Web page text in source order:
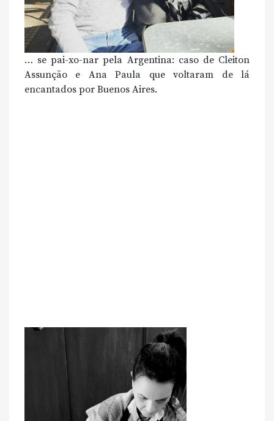
… se pai-xo-nar pela Argentina: caso de Cleiton
Assunção e Ana Paula que voltaram de lá
encantados por Buenos Aires.